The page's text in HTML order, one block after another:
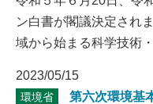
ン白書が閣議決定され
域から始まる科学技術
2023/05/15
環境省
第六次環境基